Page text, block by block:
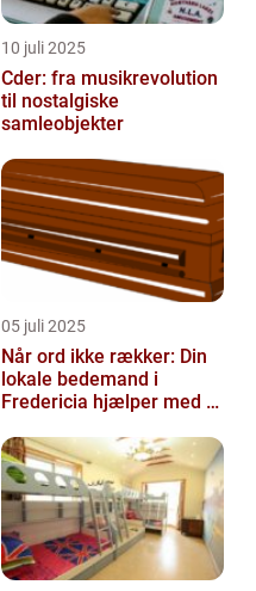
10 juli 2025
Cder: fra musikrevolution
til nostalgiske
samleobjekter
05 juli 2025
Når ord ikke rækker: Din
lokale bedemand i
Fredericia hjælper med at